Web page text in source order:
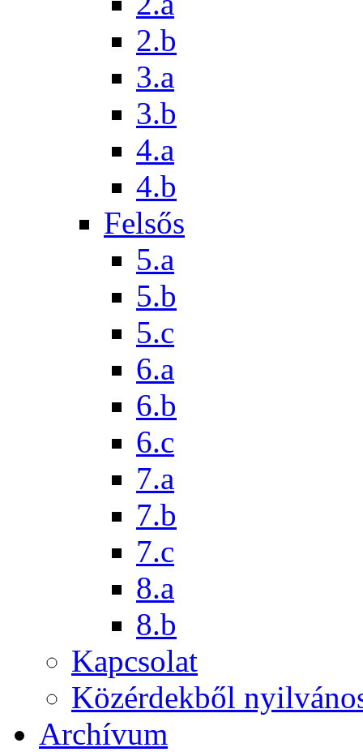
2.b
3.a
3.b
4.a
4.b
Felsős
5.a
5.b
5.c
6.a
6.b
6.c
7.a
7.b
7.c
8.a
8.b
Kapcsolat
Közérdekből
Archívum